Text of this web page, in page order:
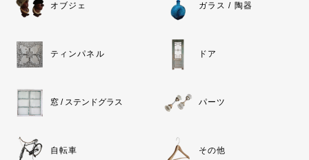
オブジェ ガラス / 陶器
ティンパネル ドア
窓 / ステンドグラス パーツ
自転車 その他